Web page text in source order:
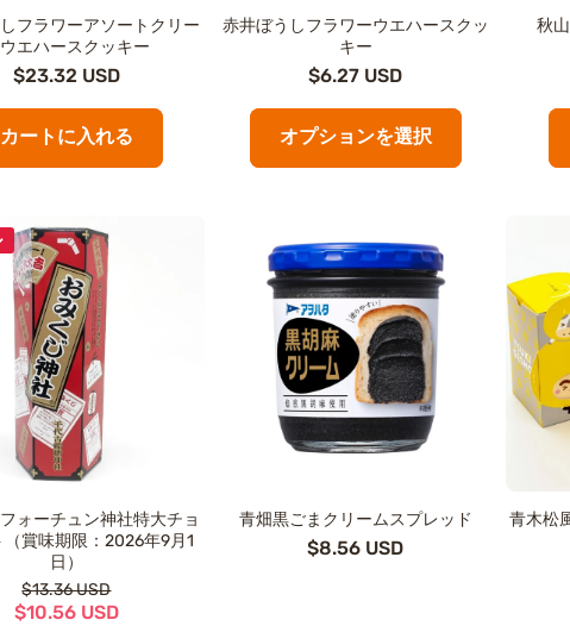
フラワーアソートクリー
エハースクッキー
$23.32 USD
カートに入れる
赤井ぼうしフラワーウエハースクッ
キー
$6.27 USD
オプションを選択
秋
ォーチュン神社特大チョ
（賞味期限：2026年9月1
日）
$13.36 USD
$10.56 USD
青畑黒ごまクリームスプレッド
$8.56 USD
青木松